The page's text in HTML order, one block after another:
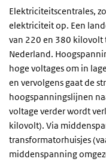
Elektriciteitscentrales,
elektriciteit op. Een
van 220 en 380
Nederland.
hoge voltages om in
en vervolgens gaat de
hoogspanningslijnen
voltage verder wordt
kilovolt). Via
transformatorhuisjes
middenspanning